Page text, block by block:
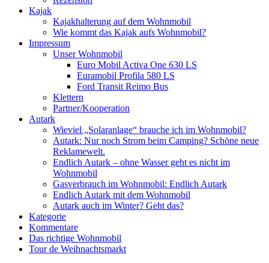
Kajak
Kajakhalterung auf dem Wohnmobil
Wie kommt das Kajak aufs Wohnmobil?
Impressum
Unser Wohnmobil
Euro Mobil Activa One 630 LS
Euramobil Profila 580 LS
Ford Transit Reimo Bus
Klettern
Partner/Kooperation
Autark
Wieviel „Solaranlage“ brauche ich im Wohnmobil?
Autark: Nur noch Strom beim Camping? Schöne neue
Reklamewelt.
Endlich Autark – ohne Wasser geht es nicht im
Wohnmobil
Gasverbrauch im Wohnmobil: Endlich Autark
Endlich Autark mit dem Wohnmobil
Autark auch im Winter? Geht das?
Kategorie
Kommentare
Das richtige Wohnmobil
Tour de Weihnachtsmarkt